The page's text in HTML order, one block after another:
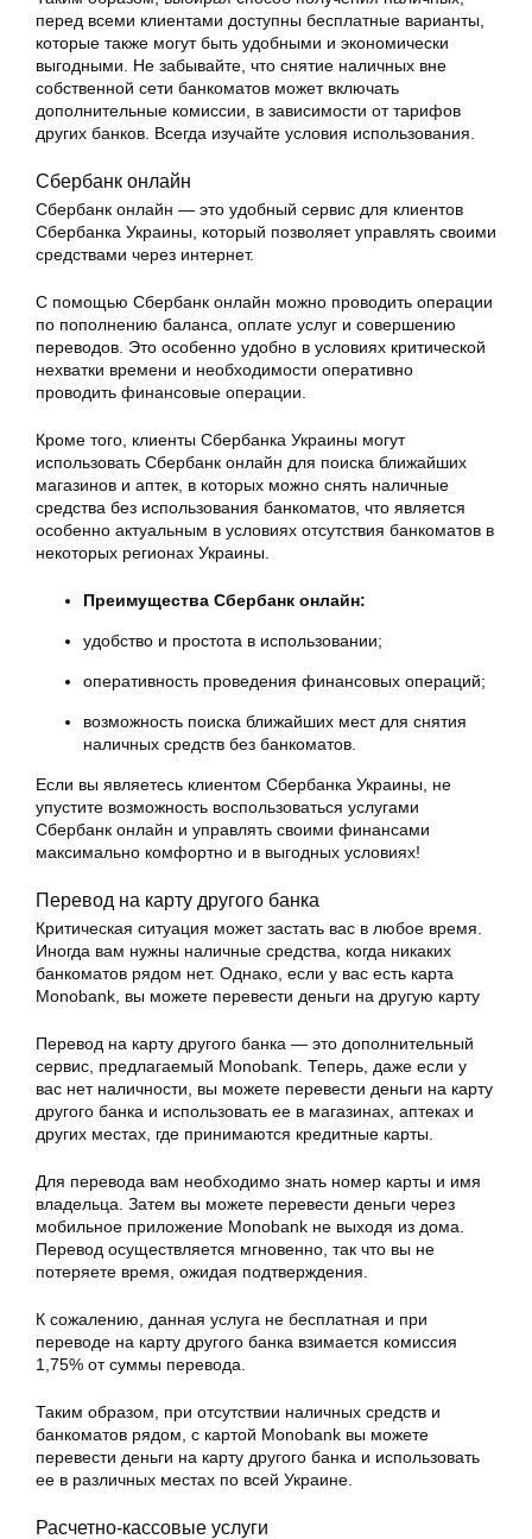
перед всеми клиентами доступны бесплатные варианты,
которые также могут быть удобными и экономически
выгодными. Не забывайте, что снятие наличных вне
собственной сети банкоматов может включать
дополнительные комиссии, в зависимости от тарифов
других банков. Всегда изучайте условия использования.
Сбербанк онлайн
Сбербанк онлайн — это удобный сервис для клиентов
Сбербанка Украины, который позволяет управлять своими
средствами через интернет.
С помощью Сбербанк онлайн можно проводить операции
по пополнению баланса, оплате услуг и совершению
переводов. Это особенно удобно в условиях критической
нехватки времени и необходимости оперативно
проводить финансовые операции.
Кроме того, клиенты Сбербанка Украины могут
использовать Сбербанк онлайн для поиска ближайших
магазинов и аптек, в которых можно снять наличные
средства без использования банкоматов, что является
особенно актуальным в условиях отсутствия банкоматов в
некоторых регионах Украины.
Преимущества Сбербанк онлайн:
удобство и простота в использовании;
оперативность проведения финансовых операций;
возможность поиска ближайших мест для снятия
наличных средств без банкоматов.
Если вы являетесь клиентом Сбербанка Украины, не
упустите возможность воспользоваться услугами
Сбербанк онлайн и управлять своими финансами
максимально комфортно и в выгодных условиях!
Перевод на карту другого банка
Критическая ситуация может застать вас в любое время.
Иногда вам нужны наличные средства, когда никаких
банкоматов рядом нет. Однако, если у вас есть карта
Monobank, вы можете перевести деньги на другую карту
Перевод на карту другого банка — это дополнительный
сервис, предлагаемый Monobank. Теперь, даже если у
вас нет наличности, вы можете перевести деньги на карту
другого банка и использовать ее в магазинах, аптеках и
других местах, где принимаются кредитные карты.
Для перевода вам необходимо знать номер карты и имя
владельца. Затем вы можете перевести деньги через
мобильное приложение Monobank не выходя из дома.
Перевод осуществляется мгновенно, так что вы не
потеряете время, ожидая подтверждения.
К сожалению, данная услуга не бесплатная и при
переводе на карту другого банка взимается комиссия
1,75% от суммы перевода.
Таким образом, при отсутствии наличных средств и
банкоматов рядом, с картой Monobank вы можете
перевести деньги на карту другого банка и использовать
ее в различных местах по всей Украине.
Расчетно-кассовые услуги